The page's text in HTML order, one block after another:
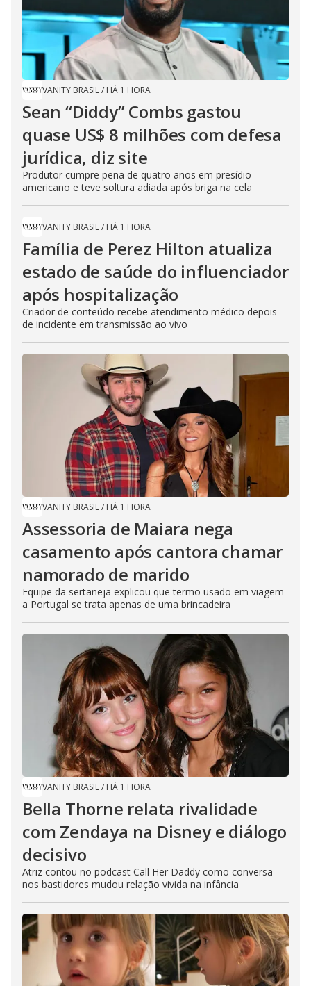
VANITY BRASIL/ HÁ 1 HORA
Sean “Diddy” Combs gastou
quase US$ 8 milhões com defesa
jurídica, diz site
Produtor cumpre pena de quatro anos em presídio
americano e teve soltura adiada após briga na cela
VANITY BRASIL/ HÁ 1 HORA
Família de Perez Hilton atualiza
estado de saúde do influenciador
após hospitalização
Criador de conteúdo recebe atendimento médico depois
de incidente em transmissão ao vivo
VANITY BRASIL/ HÁ 1 HORA
Assessoria de Maiara nega
casamento após cantora chamar
namorado de marido
Equipe da sertaneja explicou que termo usado em viagem
a Portugal se trata apenas de uma brincadeira
VANITY BRASIL/ HÁ 1 HORA
Bella Thorne relata rivalidade
com Zendaya na Disney e diálogo
decisivo
Atriz contou no podcast Call Her Daddy como conversa
nos bastidores mudou relação vivida na infância